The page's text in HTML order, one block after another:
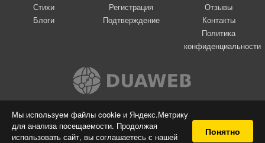
Мы используем файлы cookie и Яндекс.Метрику
для анализа посещаемости. Продолжая
использовать сайт, вы соглашаетесь с нашей
Понятно
Стихи
Блоги
Регистрация
Подтверждение
Отзывы
Контакты
Политика
конфиденциальности
Вконтакте
© 2009-2026 Я-пою
Музыкальный сайт самовыражения